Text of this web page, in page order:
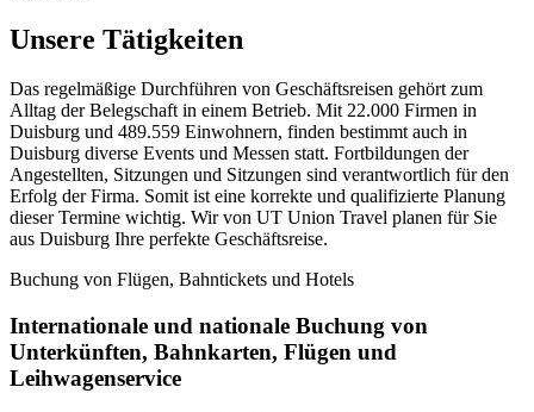
Unsere Tätigkeiten
Das regelmäßige Durchführen von Geschäftsreisen gehört zum
Alltag der Belegschaft in einem Betrieb. Mit 22.000 Firmen in
Duisburg und 489.559 Einwohnern, finden bestimmt auch in
Duisburg diverse Events und Messen statt. Fortbildungen der
Angestellten, Sitzungen und Sitzungen sind verantwortlich für den
Erfolg der Firma. Somit ist eine korrekte und qualifizierte Planung
dieser Termine wichtig. Wir von UT Union Travel planen für Sie
aus Duisburg Ihre perfekte Geschäftsreise.
Buchung von Flügen, Bahntickets und Hotels
Internationale und nationale Buchung von
Unterkünften, Bahnkarten, Flügen und
Leihwagenservice